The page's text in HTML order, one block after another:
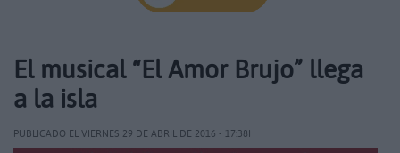
El musical “El Amor Brujo” llega
a la isla
PUBLICADO EL VIERNES 29 DE ABRIL DE 2016 - 17:38H